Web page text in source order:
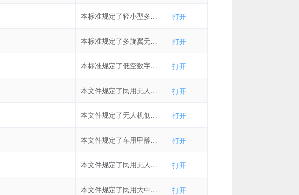
本标准规定了轻小型多旋翼无人机（以下简称“无人机”）飞行控制与导航系统的通用要求、验证试验以及标识、包装、运输和贮存要求。本标准适用于轻小型多旋翼无人机（起飞重量在025kg~150kg之间）的飞行控制与导航系统设计与制造。其他无人机飞行控制与导航系统可参照执行。 打开
本标准规定了多旋翼无人机用无刷伺服电动机系统的通信接口和工作制、技术要求和试验方法、检验规则和交付准备。本标准适用于多旋翼无人机用无刷伺服电动机系统(以下简称“伺服系统”)及构成系统的永磁无刷伺服电动机(以下简称“电动机”)、无刷伺服电动机驱动器(以下简称“驱动器”)的设计、制造、检验和验收。 打开
本标准规定了低空数字航摄与数据处理的基本要求，包含低空数字航空摄影、像片控制测量、空中三角测量和基础地理信息产品生产的技术要求。本标准适用于采用无人驾驶飞行器低空数字航摄系统进行1:500、1：1000和1：2000数字正射影像图（DOM）、数字高程模型（DEM）、数字表面模型（DSM）和数字线划图（DLG）等成果的生产。 打开
本文件规定了民用无人机整机产品识别码的结构、识别方式及要求。本文件适用于民用无人机整机产品的唯一标识、生存周期和产品追溯的管理。 打开
本文件规定了无人机低空遥感监测的多传感器一致性检测的基本要求、检测条件检测飞行、辐射一致性检测、几何一致性检测、检测结果评价与整理。本文件适用于以固定翼和多旋翼低空无人机为平台的多传感器遥感监测的辐射和几何一致性检测。 打开
本文件规定了车用甲醇燃料作业安全规范的基本要求、装卸、调配、储存、运输、加注、应急管理等内容。本文件适用于车用甲醇燃料调配中心、储备库和加注站的安全操作。 打开
本文件规定了民用无人驾驶航空器系统产品（以下简称“无人驾驶航空器”）的安全要求，描述了相应的试验方法。本文件适用于除航模之外的微型无人驾驶航空器、轻型无人驾驶航空器和小型无人驾驶航空器的研制、生产、交付和使用。 打开
本文件规定了民用大中型无人直升机系统飞行性能飞行试验的内容、目的、条件、实施、数据处理和结果评定等要求。本文件适用于最大起飞重量不小于150 kg，以燃油或电池作为动力能源的民用无人直升机系统飞行性能试飞，其他类型的无人直升机试飞可参考使用。 打开